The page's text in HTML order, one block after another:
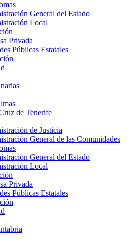
General del Estado
Local
Privada
Públicas Estatales
de Tenerife
de Justicia
General de las Comunidades
General del Estado
Local
Privada
Públicas Estatales